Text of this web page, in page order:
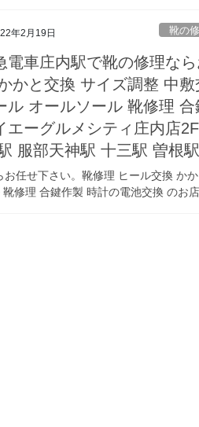
年2月19日 靴の
電車庄内駅で靴の修理な
かと交換 サイズ調整 中
ル オールソール 靴修理
エーグルメシティ庄内店
服部天神駅 十三駅 曽根
お任せ下さい。靴修理 ヒール交換 か
靴修理 合鍵作製 時計の電池交換 の